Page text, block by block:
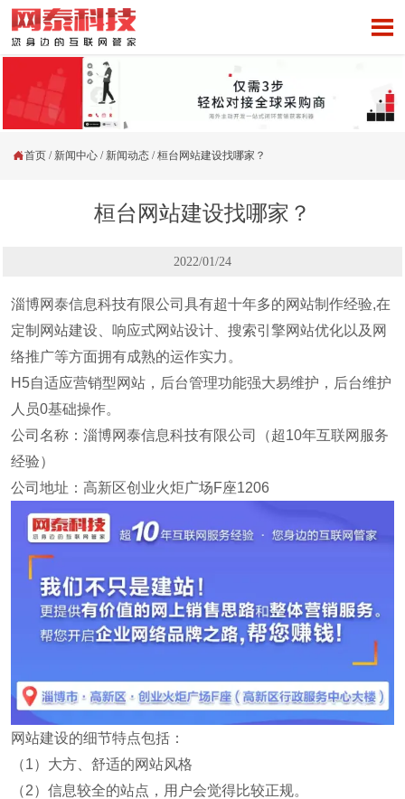

首页 / 新闻中心 / 新闻动态 /桓台网站建设找哪家？
桓台网站建设找哪家？
2022/01/24
淄博网泰信息科技有限公司具有超十年多的网站制作经验,在
定制网站建设、响应式网站设计、搜索引擎网站优化以及网
络推广等方面拥有成熟的运作实力。
H5自适应营销型网站，后台管理功能强大易维护，后台维护
人员0基础操作。
公司名称：淄博网泰信息科技有限公司（超10年互联网服务
经验）
公司地址：高新区创业火炬广场F座1206
网站建设的细节特点包括：
（1）大方、舒适的网站风格
（2）信息较全的站点，用户会觉得比较正规。